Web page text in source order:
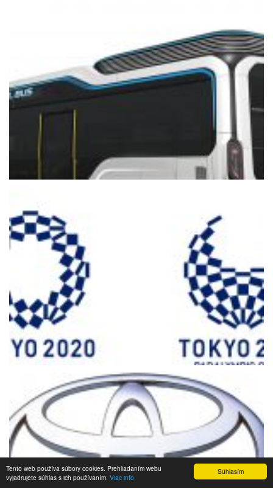
Súhlasím
Tento web používa súbory cookies. Prehliadaním webu
vyjadrujete súhlas s ich používaním. Viac info